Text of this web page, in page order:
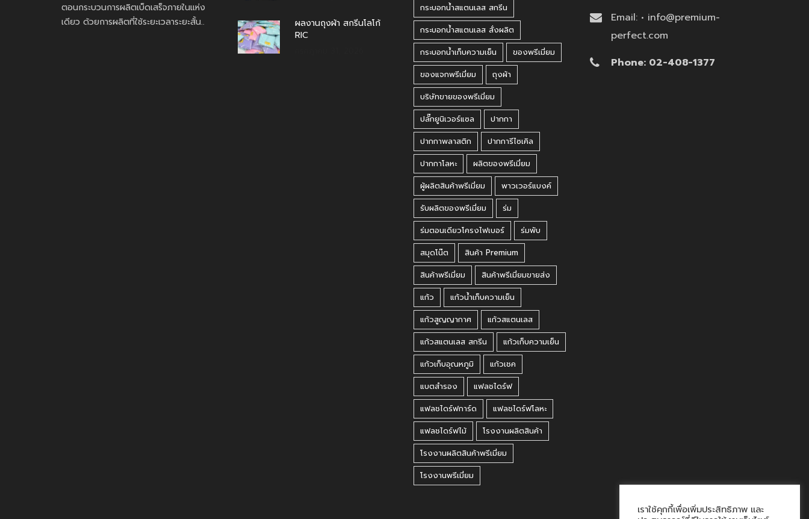
ตอนกระบวนการผลิตเบ็ดเสร็จภายในแห่ง
เดียว ด้วยการผลิตที่ใช้ระยะเวลาระยะสั้น..
ผลงานถุงผ้า สกรีนโลโก้
RIC
กระบอกน้ำสแตนเลส สกรีน
กระบอกน้ำสแตนเลส สั่งผลิต
กระบอกน้ำเก็บความเย็น
ของพรีเมี่ยม
ของแจกพรีเมี่ยม
ถุงผ้า
บริษัทขายของพรีเมี่ยม
ปลั๊กยูนิเวอร์แซล
ปากกา
ปากกาพลาสติก
ปากการีไซเคิล
ปากกาโลหะ
ผลิตของพรีเมี่ยม
ผู้ผลิตสินค้าพรีเมี่ยม
พาวเวอร์แบงค์
รับผลิตของพรีเมี่ยม
ร่ม
ร่มตอนเดียวโครงไฟเบอร์
ร่มพับ
สมุดโน๊ต
สินค้า Premium
สินค้าพรีเมี่ยม
สินค้าพรีเมี่ยมขายส่ง
แก้ว
แก้วน้ำเก็บความเย็น
แก้วสูญญากาศ
แก้วสแตนเลส
แก้วสแตนเลส สกรีน
แก้วเก็บความเย็น
แก้วเก็บอุณหภูมิ
แก้วเชค
แบตสำรอง
แฟลชไดร์ฟ
แฟลชไดร์ฟการ์ด
แฟลชไดร์ฟโลหะ
แฟลชไดร์ฟไม้
โรงงานผลิตสินค้า
โรงงานผลิตสินค้าพรีเมี่ยม
โรงงานพรีเมี่ยม
Email: • info@premium-
perfect.com
Phone: 02-408-1377
เราใช้คุกกี้เพื่อเพิ่มประสิทธิภาพ และ